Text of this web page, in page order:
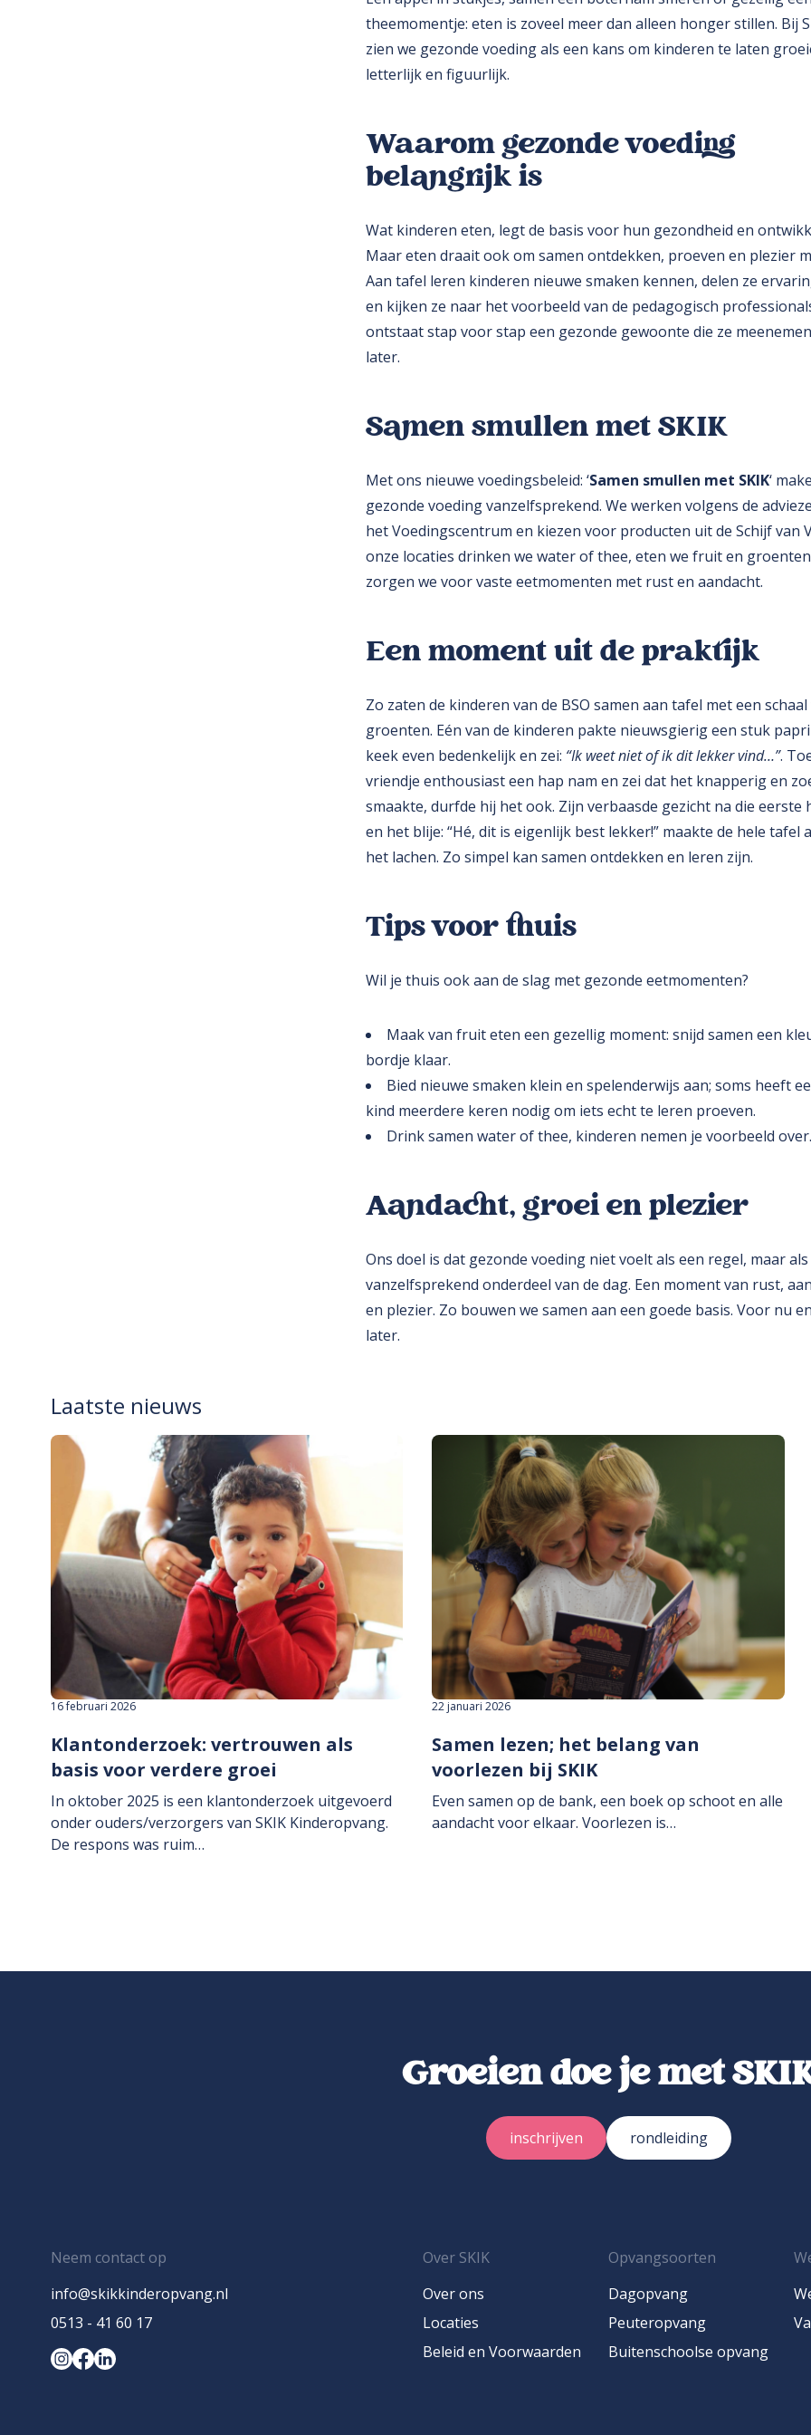
theemomentje: eten is zoveel meer dan alleen honger stillen. Bij
zien we gezonde voeding als een kans om kinderen te laten
letterlijk en figuurlijk.
Waarom gezonde voeding
belangrijk is
Wat kinderen eten, legt de basis voor hun gezondheid en
Maar eten draait ook om samen ontdekken, proeven en plezier
Aan tafel leren kinderen nieuwe smaken kennen, delen ze
en kijken ze naar het voorbeeld van de pedagogisch
ontstaat stap voor stap een gezonde gewoonte die ze
later.
Samen smullen met SKIK
Met ons nieuwe voedingsbeleid: ‘Samen smullen met SKIK‘
gezonde voeding vanzelfsprekend. We werken volgens de
het Voedingscentrum en kiezen voor producten uit de Schijf van
onze locaties drinken we water of thee, eten we fruit en
zorgen we voor vaste eetmomenten met rust en aandacht.
Een moment uit de praktijk
Zo zaten de kinderen van de BSO samen aan tafel met een schaal
groenten. Eén van de kinderen pakte nieuwsgierig een stuk
keek even bedenkelijk en zei: “Ik weet niet of ik dit lekker vind…”.
vriendje enthousiast een hap nam en zei dat het knapperig en
smaakte, durfde hij het ook. Zijn verbaasde gezicht na die eerste
en het blije: “Hé, dit is eigenlijk best lekker!” maakte de hele tafel
het lachen. Zo simpel kan samen ontdekken en leren zijn.
Tips voor thuis
Wil je thuis ook aan de slag met gezonde eetmomenten?
Maak van fruit eten een gezellig moment: snijd samen een
bordje klaar.
Bied nieuwe smaken klein en spelenderwijs aan; soms heeft
kind meerdere keren nodig om iets echt te leren proeven.
Drink samen water of thee, kinderen nemen je voorbeeld over.
Aandacht, groei en plezier
Ons doel is dat gezonde voeding niet voelt als een regel, maar als
vanzelfsprekend onderdeel van de dag. Een moment van rust,
en plezier. Zo bouwen we samen aan een goede basis. Voor nu
later.
Laatste nieuws
16 februari 2026
Klantonderzoek: vertrouwen als
basis voor verdere groei
In oktober 2025 is een klantonderzoek uitgevoerd
onder ouders/verzorgers van SKIK Kinderopvang.
De respons was ruim…
22 januari 2026
Samen lezen; het belang van
voorlezen bij SKIK
Even samen op de bank, een boek op schoot en alle
aandacht voor elkaar. Voorlezen is…
Groeien doe je met
inschrijven rondleiding
Neem contact op
info@skikkinderopvang.nl
0513 - 41 60 17
Over SKIK
Over ons
Locaties
Beleid en Voorwaarden
Opvangsoorten
Dagopvang
Peuteropvang
Buitenschoolse opvang